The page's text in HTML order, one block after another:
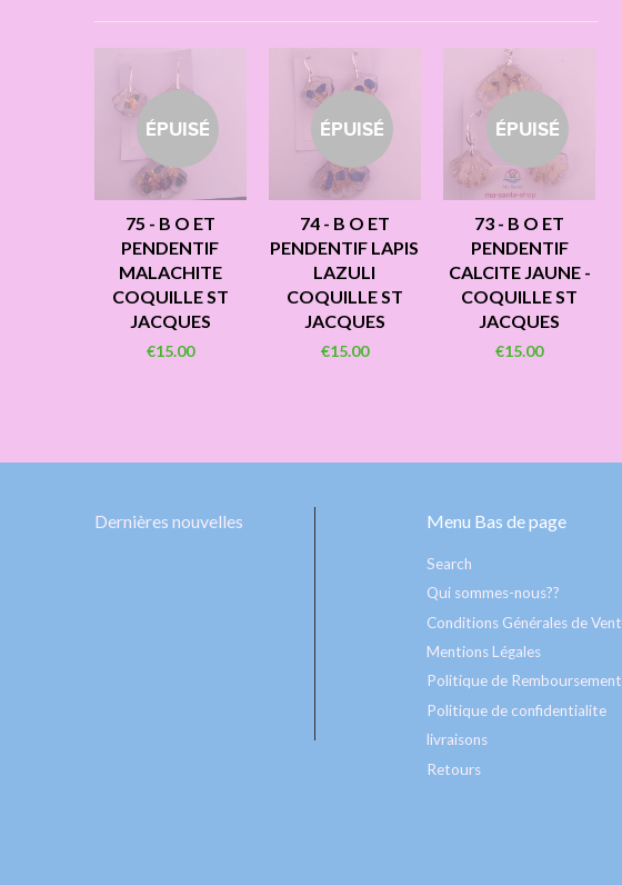
ÉPUISÉ
75 - B O ET
PENDENTIF
MALACHITE
COQUILLE ST
JACQUES
€15.00
ÉPUISÉ
74 - B O ET
PENDENTIF LAPIS
LAZULI
COQUILLE ST
JACQUES
€15.00
ÉPUISÉ
73 - B O ET
PENDENTIF
CALCITE JAUNE -
COQUILLE ST
JACQUES
€15.00
Dernières nouvelles Menu Bas de page
Search
Qui sommes-nous??
Conditions Générales de
Mentions Légales
Politique de Remboursement
Politique de confidentialite
livraisons
Retours